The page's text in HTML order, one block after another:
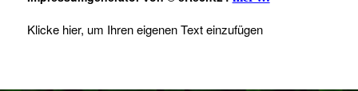
Klicke hier, um Ihren eigenen Text einzufügen